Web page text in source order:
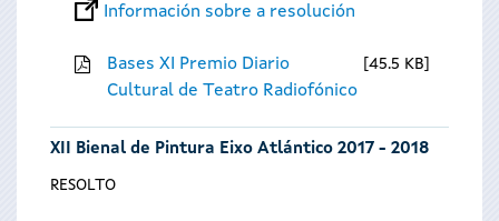
Información sobre a resolución
Bases XI Premio Diario
Cultural de Teatro Radiofónico
45.5 KB
XII Bienal de Pintura Eixo Atlántico 2017 - 2018
RESOLTO